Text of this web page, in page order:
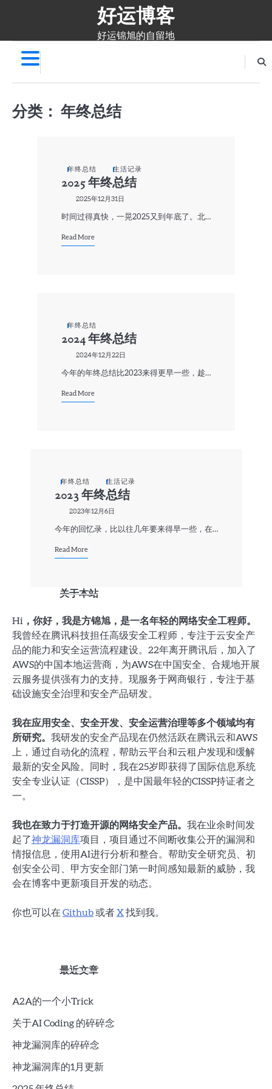
好运博客
好运锦旭的自留地
分类： 年终总结
年终总结 生活记录
2025 年终总结
2025年12月31日
时间过得真快，一晃2025又到年底了。北…
Read More
年终总结
2024 年终总结
2024年12月22日
今年的年终总结比2023来得更早一些，趁…
Read More
年终总结 生活记录
2023 年终总结
2023年12月6日
今年的回忆录，比以往几年要来得早一些，在…
Read More
关于本站
Hi，你好，我是方锦旭，是一名年轻的网络安全工程师。
我曾经在腾讯科技担任高级安全工程师，专注于云安全产
品的能力和安全运营流程建设。22年离开腾讯后，加入了
AWS的中国本地运营商，为AWS在中国安全、合规地开展
云服务提供强有力的支持。现服务于网商银行，专注于基
础设施安全治理和安全产品研发。
我在应用安全、安全开发、安全运营治理等多个领域均有
所研究。 我研发的安全产品现在仍然活跃在腾讯云和AWS
上，通过自动化的流程，帮助云平台和云租户发现和缓解
最新的安全风险。同时，我在25岁即获得了国际信息系统
安全专业认证（CISSP），是中国最年轻的CISSP持证者之
一。
我也在致力于打造开源的网络安全产品。 我在业余时间发
起了神龙漏洞库项目，项目通过不间断收集公开的漏洞和
情报信息，使用AI进行分析和整合。帮助安全研究员、初
创安全公司、甲方安全部门第一时间感知最新的威胁，我
会在博客中更新项目开发的动态。
你也可以在 Github或者X找到我。
最近文章
A2A的一个小Trick
关于AI Coding 的碎碎念
神龙漏洞库的碎碎念
神龙漏洞库的1月更新